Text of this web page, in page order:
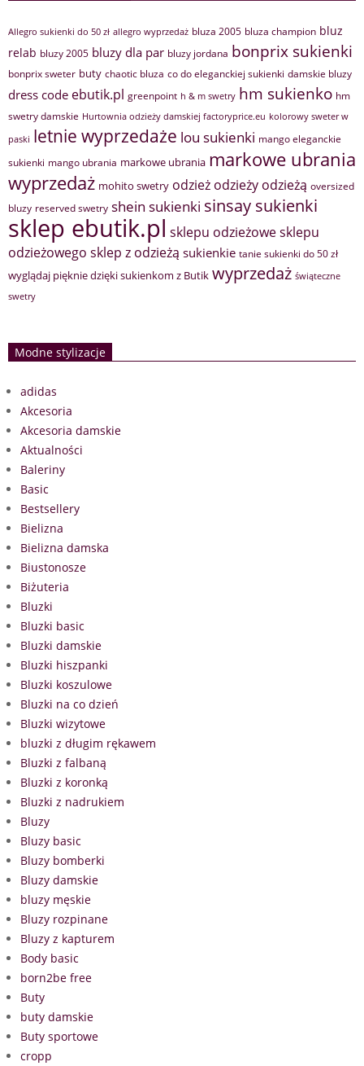
Allegro sukienki do 50 zł allegro wyprzedaż bluza 2005 bluza champion bluz
relab bluzy 2005 bluzy dla par bluzy jordana bonprix sukienki
bonprix sweter buty chaotic bluza co do eleganckiej sukienki damskie bluzy
dress code ebutik.pl greenpoint h & m swetry hm sukienko hm
swetry damskie Hurtownia odzieży damskiej factoryprice.eu kolorowy sweter w
paski letnie wyprzedaże lou sukienki mango eleganckie
sukienki mango ubrania markowe ubrania markowe ubrania
wyprzedaż mohito swetry odzież odzieży odzieżą oversized
bluzy reserved swetry shein sukienki sinsay sukienki
sklep ebutik.pl sklepu odzieżowesklepu
odzieżowego sklep z odzieżą sukienkie tanie sukienki do 50 zł
wyglądaj pięknie dzięki sukienkom z Butik wyprzedaż świąteczne
swetry
Modne stylizacje
adidas
Akcesoria
Akcesoria damskie
Aktualności
Baleriny
Basic
Bestsellery
Bielizna
Bielizna damska
Biustonosze
Biżuteria
Bluzki
Bluzki basic
Bluzki damskie
Bluzki hiszpanki
Bluzki koszulowe
Bluzki na co dzień
Bluzki wizytowe
bluzki z długim rękawem
Bluzki z falbaną
Bluzki z koronką
Bluzki z nadrukiem
Bluzy
Bluzy basic
Bluzy bomberki
Bluzy damskie
bluzy męskie
Bluzy rozpinane
Bluzy z kapturem
Body basic
born2be free
Buty
buty damskie
Buty sportowe
cropp